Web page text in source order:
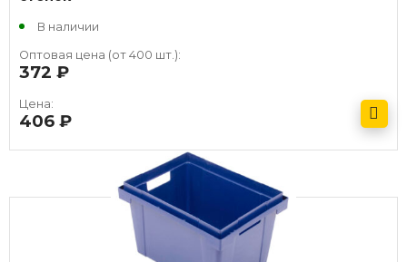
В наличии
Оптовая цена (от 400 шт.):
372
Цена:
406
Получить оптовый прайс